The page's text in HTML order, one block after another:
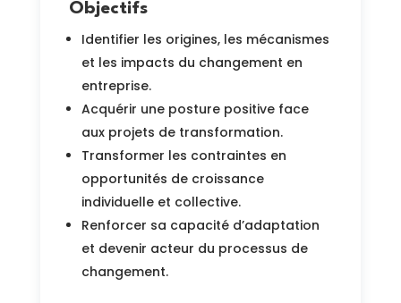
Objectifs
Identifier les origines, les mécanismes
et les impacts du changement en
entreprise.
Acquérir une posture positive face
aux projets de transformation.
Transformer les contraintes en
opportunités de croissance
individuelle et collective.
Renforcer sa capacité d’adaptation
et devenir acteur du processus de
changement.